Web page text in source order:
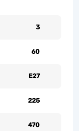
3
60
Е27
225
470